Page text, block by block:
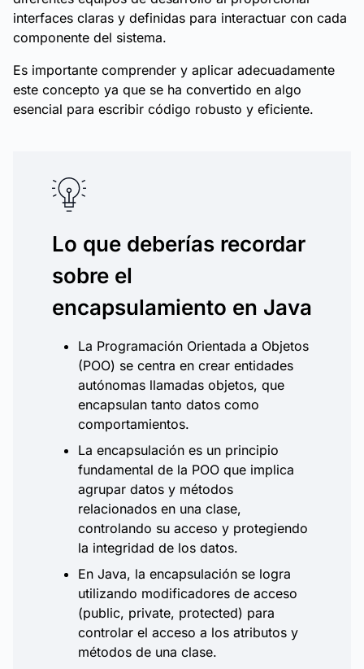
interfaces claras y definidas para interactuar con cada
componente del sistema.
Es importante comprender y aplicar adecuadamente
este concepto ya que se ha convertido en algo
esencial para escribir código robusto y eficiente.
Lo que deberías recordar
sobre el
encapsulamiento en Java
La Programación Orientada a Objetos
(POO) se centra en crear entidades
autónomas llamadas objetos, que
encapsulan tanto datos como
comportamientos.
La encapsulación es un principio
fundamental de la POO que implica
agrupar datos y métodos
relacionados en una clase,
controlando su acceso y protegiendo
la integridad de los datos.
En Java, la encapsulación se logra
utilizando modificadores de acceso
(public, private, protected) para
controlar el acceso a los atributos y
métodos de una clase.